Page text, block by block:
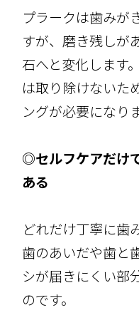
プラークは歯みが
すが、磨き残しが
石へと変化します
は取り除けないた
ングが必要になり
◎セルフケアだけ
ある
どれだけ丁寧に歯
歯のあいだや歯と
シが届きにくい部
のです。